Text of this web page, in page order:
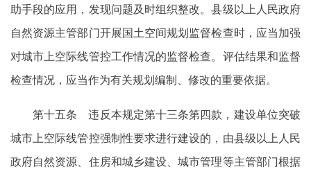
助手段的应用，发现问题及时组织整改。县级以上人民政府
自然资源主管部门开展国土空间规划监督检查时，应当加强
对城市上空际线管控工作情况的监督检查。评估结果和监督
检查情况，应当作为有关规划编制、修改的重要依据。
第十五条 违反本规定第十三条第四款，建设单位突破
城市上空际线管控强制性要求进行建设的，由县级以上人民
政府自然资源、住房和城乡建设、城市管理等主管部门根据